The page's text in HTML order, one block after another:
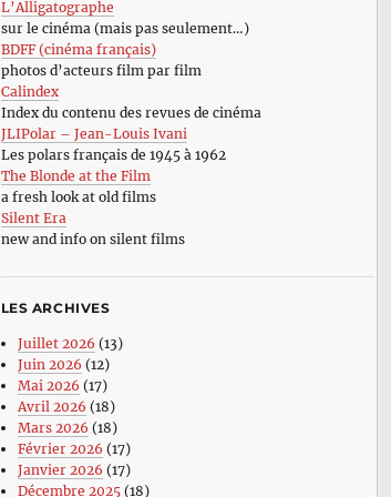
L’Alligatographe
sur le cinéma (mais pas seulement…)
BDFF (cinéma français)
photos d’acteurs film par film
Calindex
Index du contenu des revues de cinéma
JLIPolar – Jean-Louis Ivani
Les polars français de 1945 à 1962
The Blonde at the Film
a fresh look at old films
Silent Era
new and info on silent films
LES ARCHIVES
Juillet 2026 (13)
Juin 2026 (12)
Mai 2026 (17)
Avril 2026 (18)
Mars 2026 (18)
Février 2026 (17)
Janvier 2026 (17)
Décembre 2025(18)